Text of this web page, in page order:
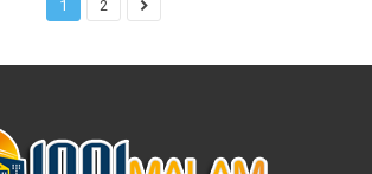
1 2